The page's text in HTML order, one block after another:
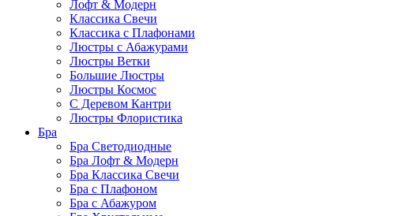
Лофт & Модерн
Классика Свечи
Классика с Плафонами
Люстры с Абажурами
Люстры Ветки
Большие Люстры
Люстры Космос
С Деревом Кантри
Люстры Флористика
Бра
Бра Светодиодные
Бра Лофт & Модерн
Бра Классика Свечи
Бра с Плафоном
Бра с Абажуром